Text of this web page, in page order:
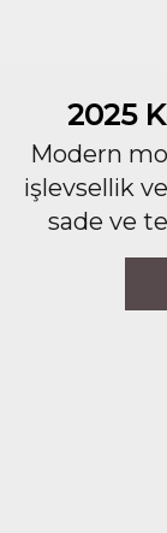
2025
Modern
işlevsellik
sade ve